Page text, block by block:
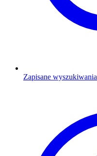
Zapisane wyszukiwania